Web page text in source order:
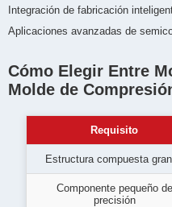
Integración de fabricación
Aplicaciones avanzadas de
Cómo Elegir Entre
Molde de
Requisito
Estructura compuesta
Componente pequeño de
precisión